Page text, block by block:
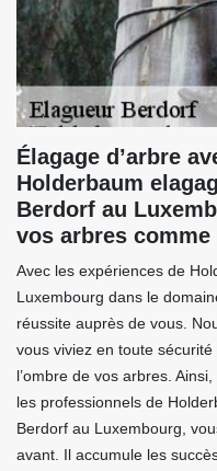
Élagage d’arbre
Holderbaum
Berdorf au
vos arbres comme
Avec les expériences de
Luxembourg dans le
réussite auprès de vous.
vous viviez en toute
l’ombre de vos arbres.
les professionnels de
Berdorf au Luxembourg,
avant. Il accumule les